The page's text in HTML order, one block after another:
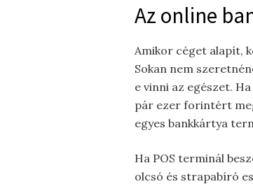
Az online
Amikor céget alapít,
Sokan nem
e vinni az egészet.
pár ezer forintért
egyes bankkártya
Ha POS terminál
olcsó és strapabíró